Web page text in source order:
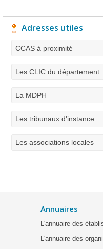
Adresses utiles
CCAS à proximité
Les CLIC du département
La MDPH
Les tribunaux d'instance
Les associations locales
Annuaires
L'annuaire des
L'annuaire des